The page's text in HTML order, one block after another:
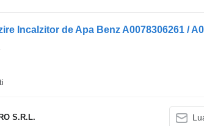
S.R.L.